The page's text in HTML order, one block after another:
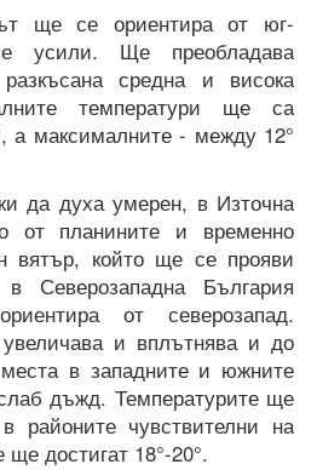
ще се ориентира от юг-
усили. Ще преобладава
средна и висока
температури ще са
а максималните - между 12°
да духа умерен, в Източна
от планините и временно
вятър, който ще се прояви
Северозападна България
от северозапад.
и вплътнява и до
в западните и южните
дъжд. Температурите ще
чувствителни на
достигат 18°-20°.